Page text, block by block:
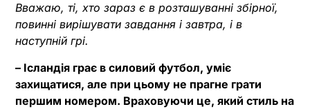
Вважаю, ті, хто зараз є в розташуванні збірної,
повинні вирішувати завдання і завтра, і в
наступній грі.
– Ісландія грає в силовий футбол, уміє
захищатися, але при цьому не прагне грати
першим номером. Враховуючи це, який стиль на